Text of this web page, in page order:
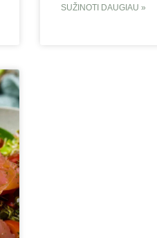
SUŽINOTI DAUGIAU »